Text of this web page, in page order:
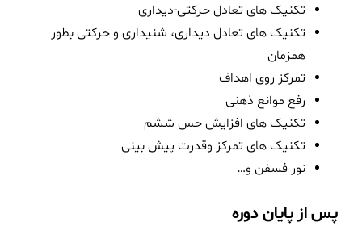
تکنیک های تعادل حرکتی-دیداری
تکنیک های تعادل دیداری، شنیداری و حرکتی بطور
همزمان
تمرکز روی اهداف
رفع موانع ذهنی
تکنیک های افزایش حس ششم
تکنیک های تمرکز وقدرت پیش بینی
نور فسفن و…
پس از پایان دوره